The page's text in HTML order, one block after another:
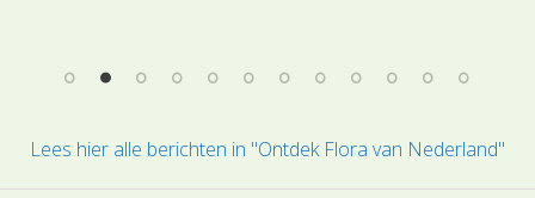
Lees hier alle berichten in "Ontdek Flora van Nederland"